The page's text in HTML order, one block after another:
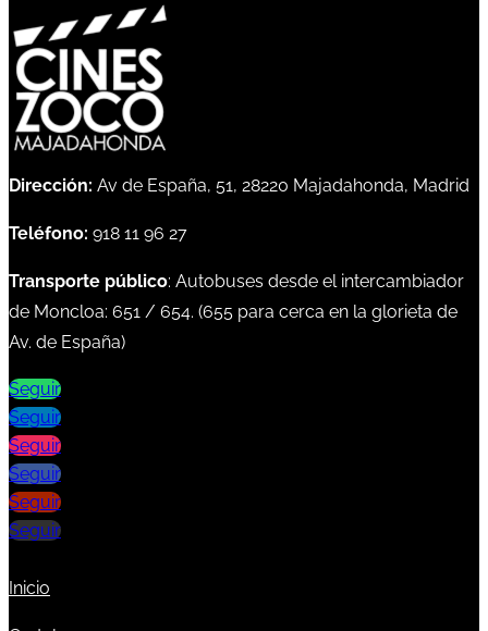
Dirección: Av de España, 51, 28220 Majadahonda, Madrid
Teléfono: 918 11 96 27
Transporte público: Autobuses desde el intercambiador
de Moncloa: 651 / 654. (655 para cerca en la glorieta de
Av. de España)
Seguir
Seguir
Seguir
Seguir
Seguir
Seguir
Inicio